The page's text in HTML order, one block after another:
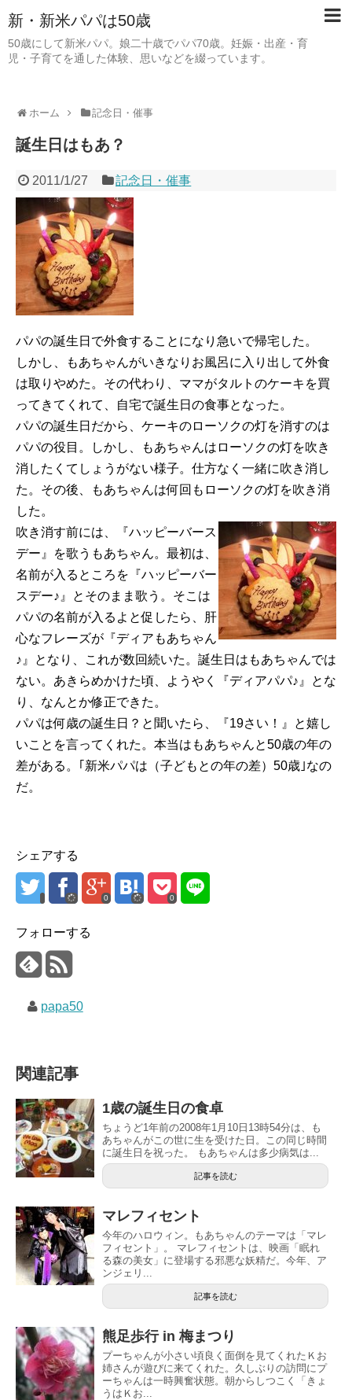
新・新米パパは50歳
50歳にして新米パパ。娘二十歳でパパ70歳。妊娠・出産・育
児・子育てを通した体験、思いなどを綴っています。
ホーム 記念日・催事
誕生日はもあ？
2011/1/27 記念日・催事
パパの誕生日で外食することになり急いで帰宅した。
しかし、もあちゃんがいきなりお風呂に入り出して外食
は取りやめた。その代わり、ママがタルトのケーキを買
ってきてくれて、自宅で誕生日の食事となった。
パパの誕生日だから、ケーキのローソクの灯を消すのは
パパの役目。しかし、もあちゃんはローソクの灯を吹き
消したくてしょうがない様子。仕方なく一緒に吹き消し
た。その後、もあちゃんは何回もローソクの灯を吹き消
した。
吹き消す前には、『ハッピーバース
デー』を歌うもあちゃん。最初は、
名前が入るところを『ハッピーバー
スデー♪』とそのまま歌う。そこは
パパの名前が入るよと促したら、肝
心なフレーズが『ディアもあちゃん
♪』となり、これが数回続いた。誕生日はもあちゃんでは
ない。あきらめかけた頃、ようやく『ディアパパ♪』とな
り、なんとか修正できた。
パパは何歳の誕生日？と聞いたら、『19さい！』と嬉し
いことを言ってくれた。本当はもあちゃんと50歳の年の
差がある。｢新米パパは（子どもとの年の差）50歳｣なの
だ。
シェアする
0 0
フォローする
papa50
関連記事
1歳の誕生日の食卓
ちょうど1年前の2008年1月10日13時54分は、も
あちゃんがこの世に生を受けた日。この同じ時間
に誕生日を祝った。 もあちゃんは多少病気は...
記事を読む
マレフィセント
今年のハロウィン。もあちゃんのテーマは「マレ
フィセント」。 マレフィセントは、映画「眠れ
る森の美女」に登場する邪悪な妖精だ。今年、ア
ンジェリ...
記事を読む
熊足歩行 in 梅まつり
プーちゃんが小さい頃良く面倒を見てくれたＫお
姉さんが遊びに来てくれた。久しぶりの訪問にプ
ーちゃんは一時興奮状態。朝からしつこく「きょ
うはＫお...